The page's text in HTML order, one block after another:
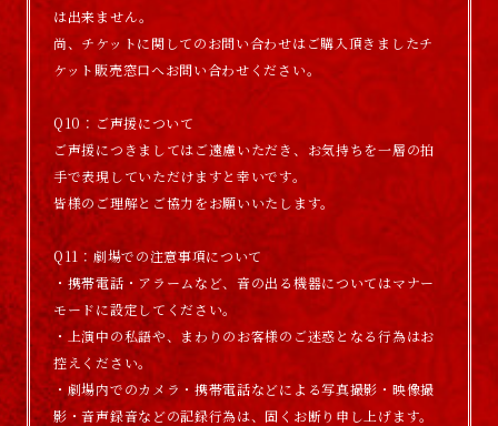
は出来ません。
尚、チケットに関してのお問い合わせはご購入頂きましたチ
ケット販売窓口へお問い合わせください。
Q10：ご声援について
ご声援につきましてはご遠慮いただき、お気持ちを一層の拍
手で表現していただけますと幸いです。
皆様のご理解とご協力をお願いいたします。
Q11：劇場での注意事項について
・携帯電話・アラームなど、音の出る機器についてはマナー
モードに設定してください。
・上演中の私語や、まわりのお客様のご迷惑となる行為はお
控えください。
・劇場内でのカメラ・携帯電話などによる写真撮影・映像撮
影・音声録音などの記録行為は、固くお断り申し上げます。